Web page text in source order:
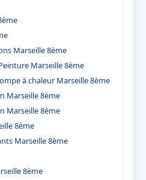
Marseille 8ème
Marseille 8ème
à chaleur Marseille 8ème
Marseille 8ème
Marseille 8ème
8ème
Marseille 8ème
8ème